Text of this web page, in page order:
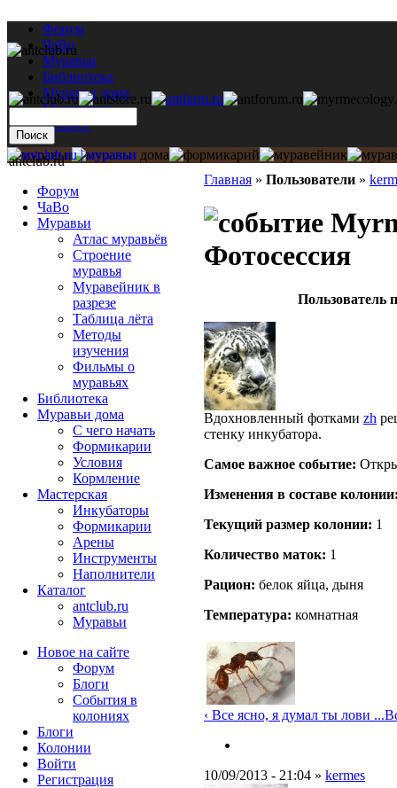
Форум
ЧаВо
Муравьи
Библиотека
Муравьи дома
Мастерская
Каталог
Главная » Пользователи »
Фотосессия
Пользователь
Вдохновленный фотками zh
стенку инкубатора.
Самое важное событие:
Изменения в составе
Текущий размер кoлонии: 1
Количество маток: 1
Рацион: белок яйца, дыня
Температура: комнатная
‹ Все ясно, я думал ты лови ...
10/09/2013 - 21:04 » kermes
antclub.ru
Форум
ЧаВо
Муравьи
Атлас муравьёв
Строение
муравья
Муравейник в
разрезе
Таблица лёта
Методы
изучения
Фильмы о
муравьях
Библиотека
Муравьи дома
С чего начать
Формикарии
Условия
Кормление
Мастерская
Инкубаторы
Формикарии
Арены
Инструменты
Наполнители
Каталог
antclub.ru
Муравьи
Новое на сайте
Форум
Блоги
События в
колониях
Блоги
Колонии
Войти
Peгиcтpaция